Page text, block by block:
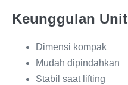
Keunggulan Unit
Dimensi kompak
Mudah dipindahkan
Stabil saat lifting